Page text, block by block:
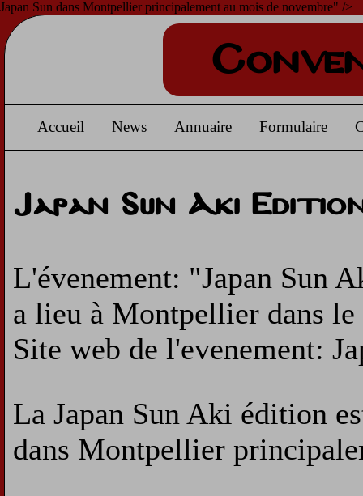
Japan Sun dans Montpellier principalement au mois de novembre" />
Accueil News Annuaire Formulaire
Japan Sun Aki
L'évenement: "Japan Sun
a lieu à Montpellier dans le
Site web de l'evenement:
La Japan Sun Aki édition
dans Montpellier